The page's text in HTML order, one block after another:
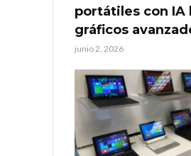
portátiles con IA
gráficos
junio 2, 2026